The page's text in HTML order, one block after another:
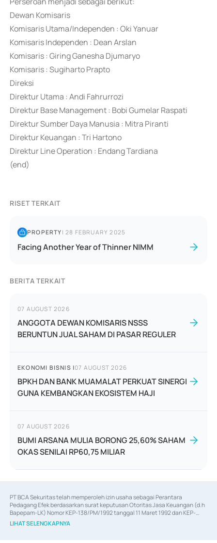
Dewan Komisaris
Komisaris Utama/Independen : Oki Yanuar
Komisaris Independen : Dean Arslan
Komisaris : Giring Ganesha Djumaryo
Komisaris : Sugiharto Prapto
Direksi
Direktur Utama : Andi Fahrurrozi
Direktur Base Management : Bobi Gumelar Raspati
Direktur Sumber Daya Manusia : Mitra Piranti
Direktur Keuangan : Tri Hartono
Direktur Line Operation : Endang Tardiana
(end)
RISET TERKAIT
PROPERTY|28 FEBRUARY 2025
Facing Another Year of Thinner NIMM
BERITA TERKAIT
07 AUGUST 2026
ANGGOTA DEWAN KOMISARIS NSSS
BERUNTUN JUAL SAHAM DI PASAR REGULER
EKONOMI BISNIS |07 AUGUST 2026
BPKH DAN BANK MUAMALAT PERKUAT SINERGI
GUNA KEMBANGKAN EKOSISTEM HAJI
07 AUGUST 2026
BUMI ARSANA MULIA BORONG 25,60% SAHAM
OKAS SENILAI RP60,75 MILIAR
PT BCA Sekuritas telah memperoleh izin usaha sebagai Perantara
Pedagang Efek berdasarkan surat keputusan Otoritas Jasa Keuangan (d.h
Bapepam-LK) Nomor KEP-138/PM/1992 tanggal 11 Maret 1992 dan KEP-
06/D.04/2014 tanggal 28 Februari 2014, izin usaha sebagai Penjamin Emisi
Efek berdasarkan surat keputusan Otoritas Jasa Keuangan Nomor KEP-
LIHAT SELENGKAPNYA